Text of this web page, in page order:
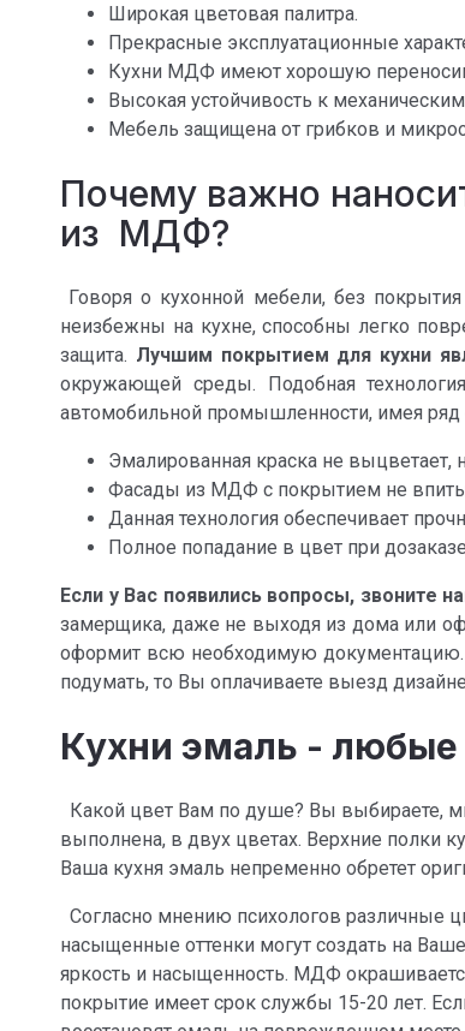
Широкая цветовая палитра.
Прекрасные эксплуатационные
Кухни МДФ имеют хорошую
Высокая устойчивость к
Мебель защищена от грибков и
Почему важно
из МДФ?
Говоря о кухонной мебели, без
неизбежны на кухне, способны легко
защита. Лучшим покрытием для кухни
окружающей среды. Подобная
автомобильной промышленности, имея
Эмалированная краска не выцветает,
Фасады из МДФ с покрытием не
Данная технология обеспечивает
Полное попадание в цвет при
Если у Вас появились вопросы, звоните
замерщика, даже не выходя из дома или
оформит всю необходимую документацию.
подумать, то Вы оплачиваете выезд
Кухни эмаль -
Какой цвет Вам по душе? Вы выбираете,
выполнена, в двух цветах. Верхние полки
Ваша кухня эмаль непременно обретет
Согласно мнению психологов различные
насыщенные оттенки могут создать на
яркость и насыщенность. МДФ
покрытие имеет срок службы 15-20 лет.